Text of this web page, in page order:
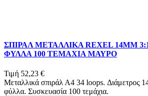
ΣΠΙΡΑΛ ΜΕΤΑΛΛΙΚΑ REXEL 14MM 3:1
ΦΥΛΛΑ 100 ΤΕΜΑΧΙΑ ΜΑΥΡΟ
Τιμή 52,23 €
Μεταλλικά σπιράλ Α4 34 loops. Διάμετρος
φύλλα. Συσκευασία 100 τεμάχια.